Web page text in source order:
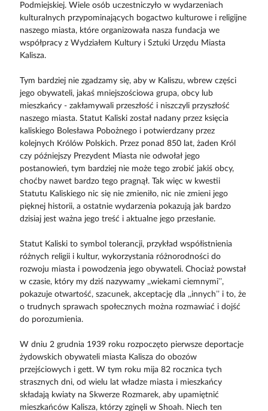
Podmiejskiej. Wiele osób uczestniczyło w wydarzeniach
kulturalnych przypominających bogactwo kulturowe i religijne
naszego miasta, które organizowała nasza fundacja we
współpracy z Wydziałem Kultury i Sztuki Urzędu Miasta
Kalisza.
Tym bardziej nie zgadzamy się, aby w Kaliszu, wbrew części
jego obywateli, jakaś mniejszościowa grupa, obcy lub
mieszkańcy - zakłamywali przeszłość i niszczyli przyszłość
naszego miasta. Statut Kaliski został nadany przez księcia
kaliskiego Bolesława Pobożnego i potwierdzany przez
kolejnych Królów Polskich. Przez ponad 850 lat, żaden Król
czy późniejszy Prezydent Miasta nie odwołał jego
postanowień, tym bardziej nie może tego zrobić jakiś obcy,
choćby nawet bardzo tego pragnął. Tak więc w kwestii
Statutu Kaliskiego nic się nie zmieniło, nic nie zmieni jego
pięknej historii, a ostatnie wydarzenia pokazują jak bardzo
dzisiaj jest ważna jego treść i aktualne jego przesłanie.
Statut Kaliski to symbol tolerancji, przykład współistnienia
różnych religii i kultur, wykorzystania różnorodności do
rozwoju miasta i powodzenia jego obywateli. Chociaż powstał
w czasie, który my dziś nazywamy ,,wiekami ciemnymi’’,
pokazuje otwartość, szacunek, akceptację dla ,,innych’’ i to, że
o trudnych sprawach społecznych można rozmawiać i dojść
do porozumienia.
W dniu 2 grudnia 1939 roku rozpoczęto pierwsze deportacje
żydowskich obywateli miasta Kalisza do obozów
przejściowych i gett. W tym roku mija 82 rocznica tych
strasznych dni, od wielu lat władze miasta i mieszkańcy
składają kwiaty na Skwerze Rozmarek, aby upamiętnić
mieszkańców Kalisza, którzy zginęli w Shoah. Niech ten